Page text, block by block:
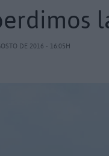
DE 2016 - 16:05H